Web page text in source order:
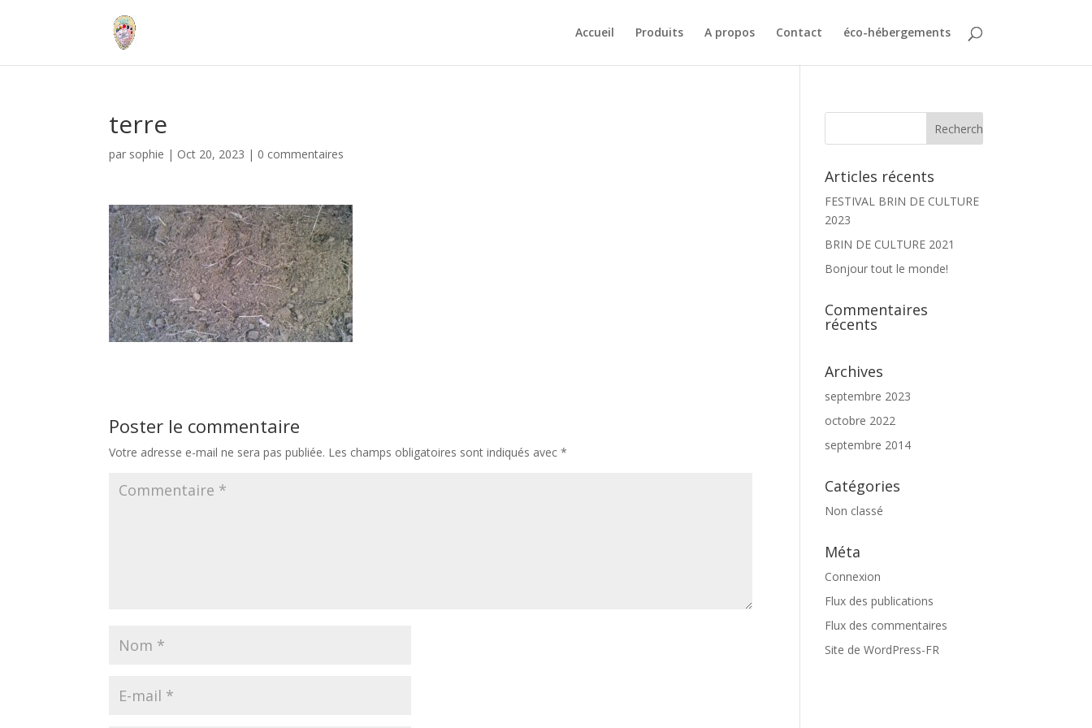
Accueil Produits A propos Contact éco-hébergements
terre
par sophie | Oct 20, 2023 | 0 commentaires
Poster le commentaire
Votre adresse e-mail ne sera pas publiée. Les champs obligatoires sont indiqués avec*
Articles récents
FESTIVAL BRIN DE CULTURE
2023
BRIN DE CULTURE 2021
Bonjour tout le monde!
Commentaires
récents
Archives
septembre 2023
octobre 2022
septembre 2014
Catégories
Non classé
Méta
Connexion
Flux des publications
Flux des commentaires
Site de WordPress-FR